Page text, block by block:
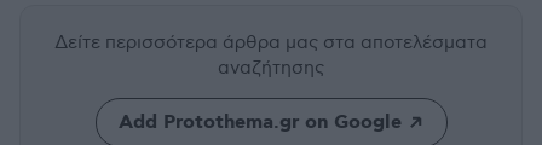
Δείτε περισσότερα άρθρα μας στα αποτελέσματα
αναζήτησης
Add Protothema.gr on Google